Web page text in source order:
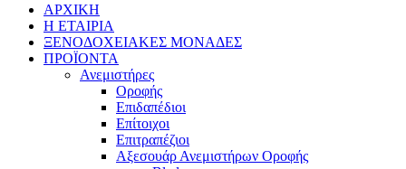
ΑΡΧΙΚΗ
Η ΕΤΑΙΡΙΑ
ΞΕΝΟΔΟΧΕΙΑΚΕΣ ΜΟΝΑΔΕΣ
ΠΡΟΪΟΝΤΑ
Ανεμιστήρες
Οροφής
Επιδαπέδιοι
Επίτοιχοι
Επιτραπέζιοι
Αξεσουάρ Ανεμιστήρων Οροφής